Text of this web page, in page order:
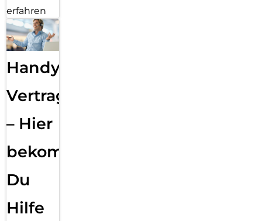
erfahren
Handy
Vertragsabwicklung
– Hier
bekommst
Du
Hilfe